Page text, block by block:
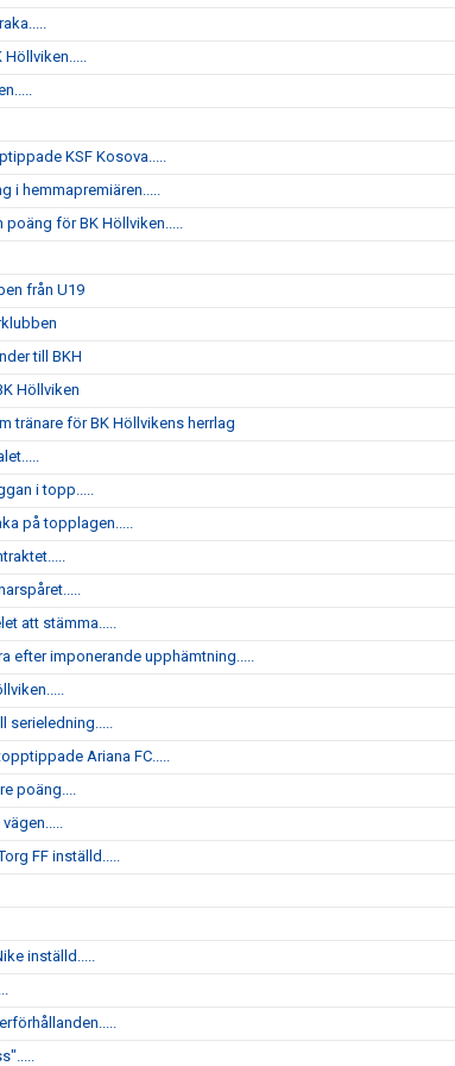
Höllviken.....
KSF Kosova.....
i hemmapremiären.....
poäng för BK Höllviken.....
från U19
till BKH
Höllviken
tränare för BK Höllvikens herrlag
i topp.....
på topplagen.....
att stämma.....
efter imponerande upphämtning.....
serieledning.....
Ariana FC.....
poäng....
FF inställd.....
inställd.....